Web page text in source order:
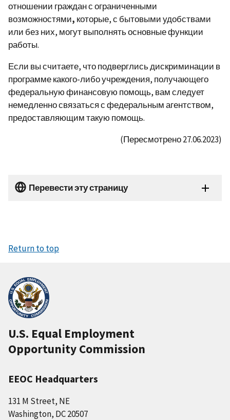
отношении граждан с ограниченными
возможностями, которые, с бытовыми удобствами
или без них, могут выполнять основные функции
работы.
Если вы считаете, что подверглись дискриминации в
программе какого-либо учреждения, получающего
федеральную финансовую помощь, вам следует
немедленно связаться с федеральным агентством,
предоставляющим такую ​​помощь.
(Пересмотрено 27.06.2023)
Перевести эту страницу
Return to top
U.S. Equal Employment
Opportunity Commission
EEOC Headquarters
131 M Street, NE
Washington, DC 20507